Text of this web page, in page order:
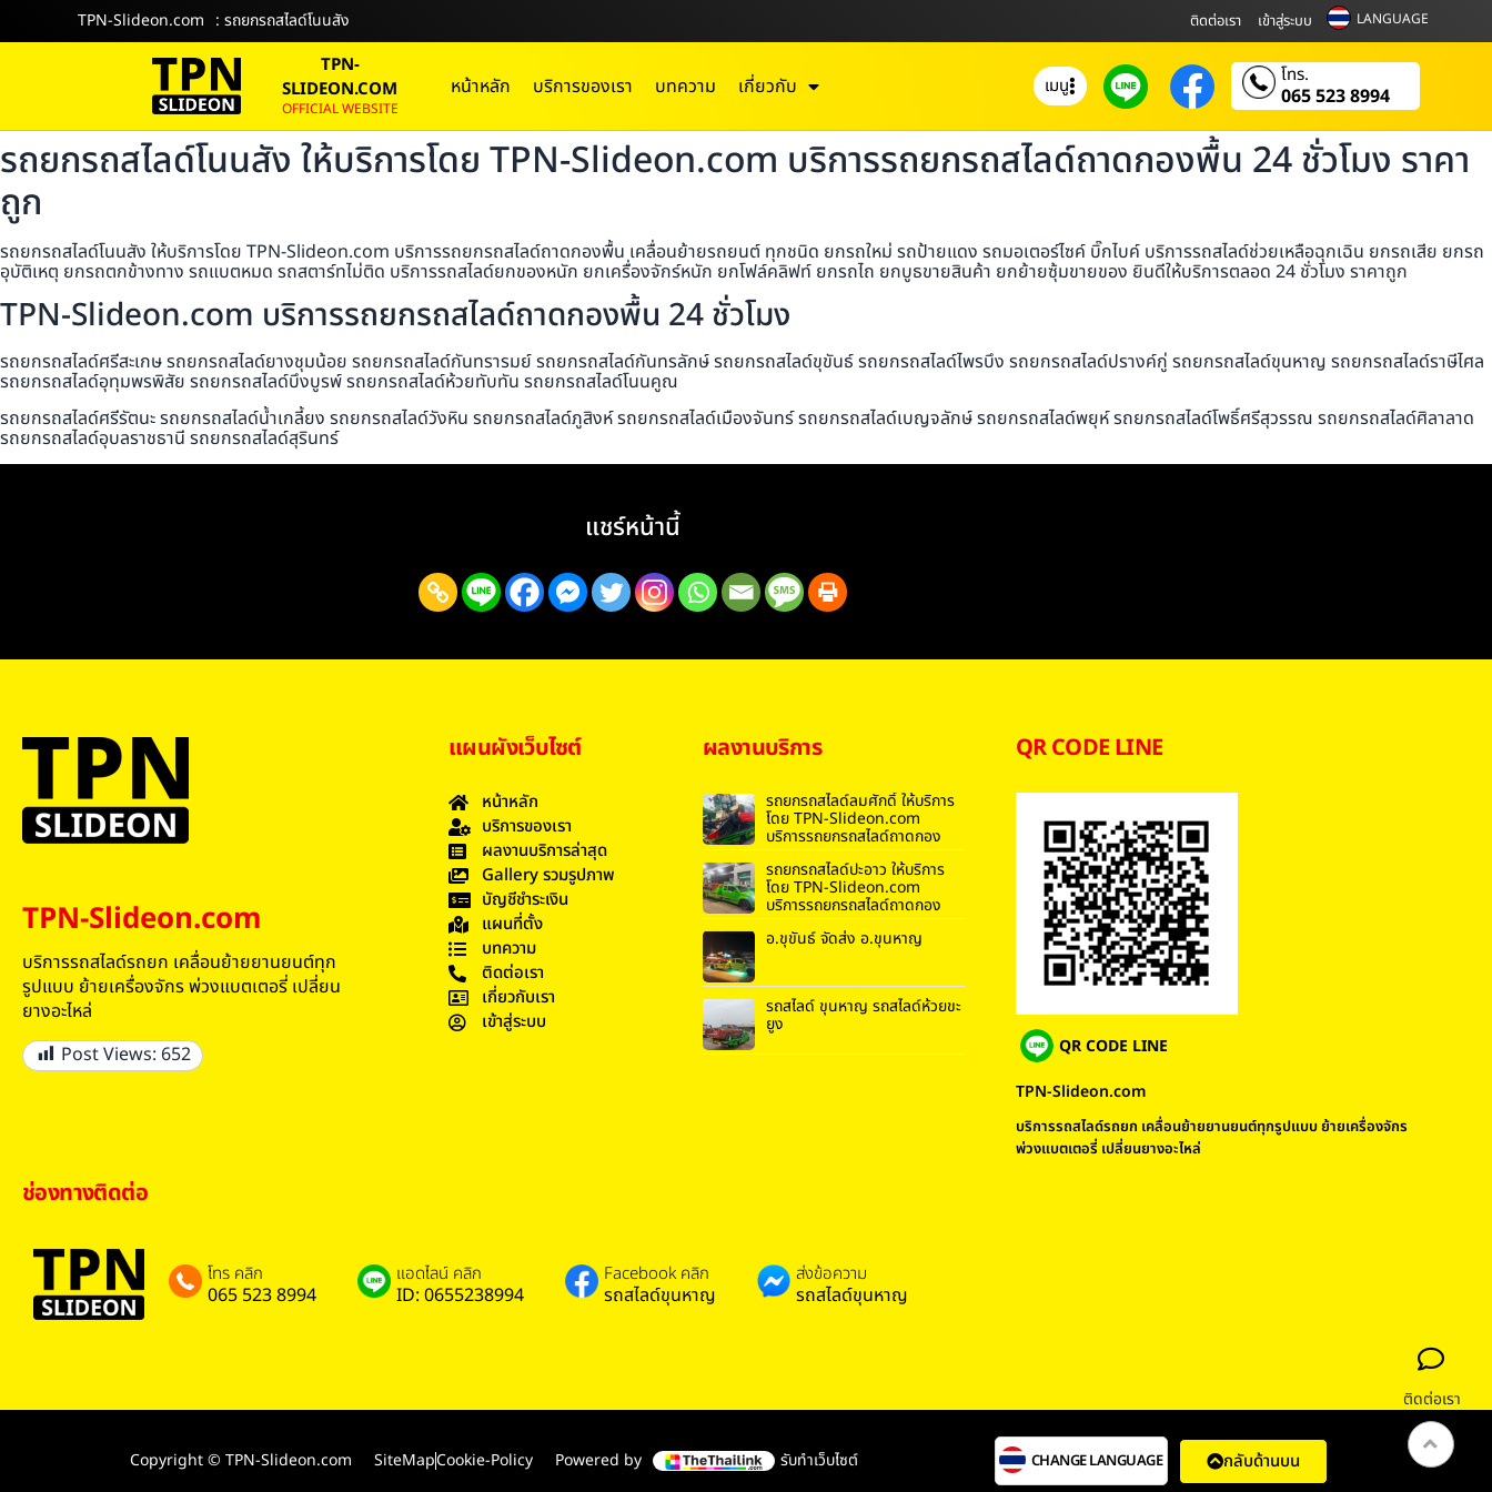
TPN-Slideon.com : รถยกรถสไลด์โนนสัง ติดต่อเรา เข้าสู่ระบบ LANGUAGE
TPN-
SLIDEON.COM
OFFICIAL WEBSITE
หน้าหลัก บริการของเรา บทความ เกี่ยวกับ เมนู โทร.
065 523 8994
รถยกรถสไลด์โนนสัง ให้บริการโดย TPN-Slideon.com บริการรถยกรถสไลด์ถาดกองพื้น 24 ชั่วโมง ราคา
ถูก
รถยกรถสไลด์โนนสัง ให้บริการโดย TPN-Slideon.com บริการรถยกรถสไลด์ถาดกองพื้น เคลื่อนย้ายรถยนต์ ทุกชนิด ยกรถใหม่ รถป้ายแดง รถมอเตอร์ไซค์ บิ๊กไบค์ บริการรถสไลด์ช่วยเหลือฉุกเฉิน ยกรถเสีย ยกรถ
อุบัติเหตุ ยกรถตกข้างทาง รถแบตหมด รถสตาร์ทไม่ติด บริการรถสไลด์ยกของหนัก ยกเครื่องจักร์หนัก ยกโฟล์คลิฟท์ ยกรถไถ ยกบูธขายสินค้า ยกย้ายซุ้มขายของ ยินดีให้บริการตลอด 24 ชั่วโมง ราคาถูก
TPN-Slideon.com บริการรถยกรถสไลด์ถาดกองพื้น 24 ชั่วโมง
รถยกรถสไลด์ศรีสะเกษ รถยกรถสไลด์ยางชุมน้อย รถยกรถสไลด์กันทรารมย์ รถยกรถสไลด์กันทรลักษ์ รถยกรถสไลด์ขุขันธ์ รถยกรถสไลด์ไพรบึง รถยกรถสไลด์ปรางค์กู่ รถยกรถสไลด์ขุนหาญ รถยกรถสไลด์ราษีไศล
รถยกรถสไลด์อุทุมพรพิสัย รถยกรถสไลด์บึงบูรพ์ รถยกรถสไลด์ห้วยทับทัน รถยกรถสไลด์โนนคูณ
รถยกรถสไลด์ศรีรัตนะ รถยกรถสไลด์น้ำเกลี้ยง รถยกรถสไลด์วังหิน รถยกรถสไลด์ภูสิงห์ รถยกรถสไลด์เมืองจันทร์ รถยกรถสไลด์เบญจลักษ์ รถยกรถสไลด์พยุห์ รถยกรถสไลด์โพธิ์ศรีสุวรรณ รถยกรถสไลด์ศิลาลาด
รถยกรถสไลด์อุบลราชธานี รถยกรถสไลด์สุรินทร์
แชร์หน้านี้
TPN-Slideon.com
บริการรถสไลด์รถยก เคลื่อนย้ายยานยนต์ทุก
รูปแบบ ย้ายเครื่องจักร พ่วงแบตเตอรี่ เปลี่ยน
ยางอะไหล่
Post Views: 652
แผนผังเว็บไซต์
หน้าหลัก
บริการของเรา
ผลงานบริการล่าสุด
Gallery รวมรูปภาพ
บัญชีชำระเงิน
แผนที่ตั้ง
บทความ
ติดต่อเรา
เกี่ยวกับเรา
เข้าสู่ระบบ
ผลงานบริการ
รถยกรถสไลด์ลมศักดิ์ ให้บริการ
โดย TPN-Slideon.com
บริการรถยกรถสไลด์ถาดกอง
รถยกรถสไลด์ปะอาว ให้บริการ
โดย TPN-Slideon.com
บริการรถยกรถสไลด์ถาดกอง
อ.ขุขันธ์ จัดส่ง อ.ขุนหาญ
รถสไลด์ ขุนหาญ รถสไลด์ห้วยขะ
ยูง
QR CODE LINE
QR CODE LINE
TPN-Slideon.com
บริการรถสไลด์รถยก เคลื่อนย้ายยานยนต์ทุกรูปแบบ ย้ายเครื่องจักร
พ่วงแบตเตอรี่ เปลี่ยนยางอะไหล่
ช่องทางติดต่อ
โทร คลิก
065 523 8994
แอดไลน์ คลิก
ID: 0655238994
Facebook คลิก
รถสไลด์ขุนหาญ
ส่งข้อความ
รถสไลด์ขุนหาญ
Copyright © TPN-Slideon.com SiteMapCookie-Policy Powered by รับทำเว็บไซต์ CHANGE LANGUAGE กลับด้านบน
ติดต่อเรา